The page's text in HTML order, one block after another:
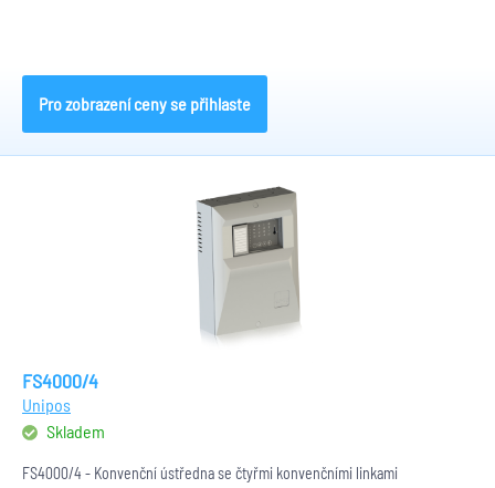
Pro zobrazení ceny se přihlaste
FS4000/4
Unipos
Skladem
FS4000/4 - Konvenční ústředna se čtyřmi konvenčními linkami